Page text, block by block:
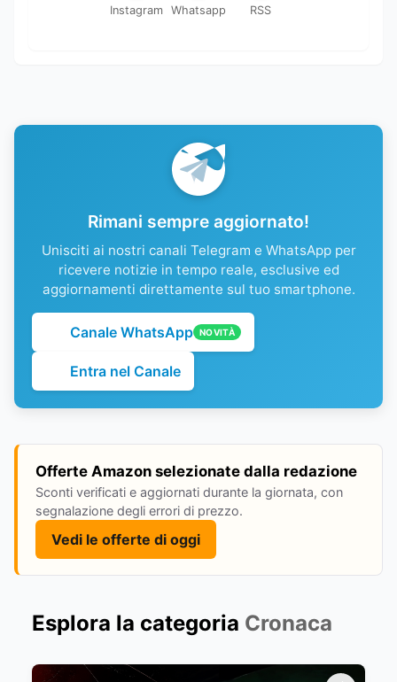
Instagram Whatsapp RSS
Rimani sempre aggiornato!
Unisciti ai nostri canali Telegram e WhatsApp per
ricevere notizie in tempo reale, esclusive ed
aggiornamenti direttamente sul tuo smartphone.
Canale WhatsApp NOVITÀ
Entra nel Canale
Offerte Amazon selezionate dalla redazione
Sconti verificati e aggiornati durante la giornata, con
segnalazione degli errori di prezzo.
Vedi le offerte di oggi
Esplora la categoria Cronaca